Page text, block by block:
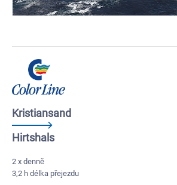
Kristiansand
Hirtshals
2 x denně
3,2 h délka přejezdu